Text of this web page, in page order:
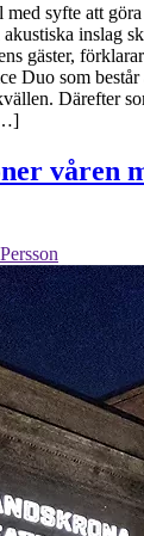
syfte att
inslag
gäster,
Duo som
Därefter
våren